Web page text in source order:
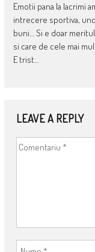
Emotii pana la lacrimi
intrecere sportiva,
buni… Si e doar
si care de cele mai
E trist…
LEAVE A REPLY